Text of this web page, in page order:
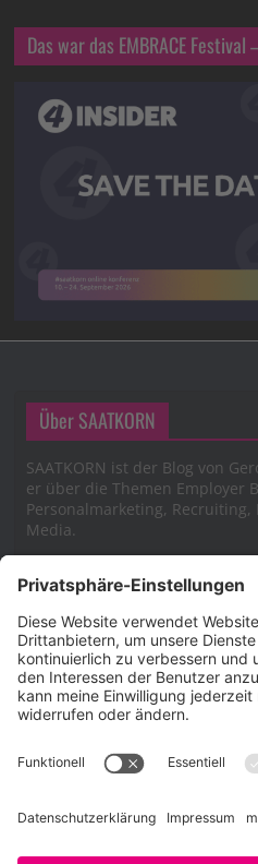
Das war das EMBRACE
Über SAATKORN
SAATKORN ist der Blog von
er über die Themen Employer
Personalmarketing, Recruiting,
Media.
Impressum
Impressum
Cookie-Richtlinie (EU)